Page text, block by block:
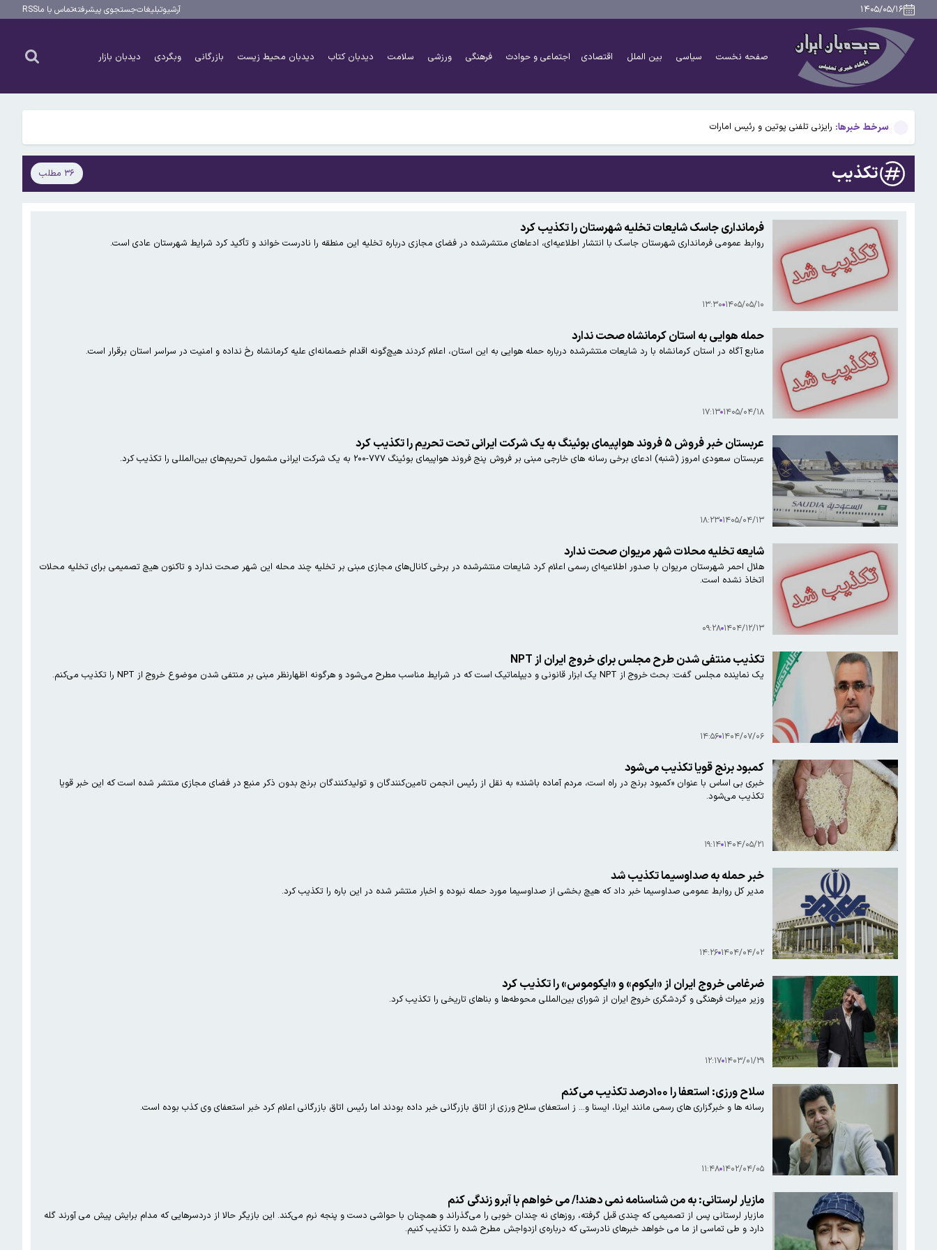
۱۴۰۵/۰۵/۱۶ آرشیوتبلیغاتجستجوی پیشرفتهتماس با ماRSS
صفحه نخست سیاسی بین الملل اقتصادی اجتماعی و حوادث فرهنگی ورزشی سلامت دیدبان کتاب دیدبان محیط زیست بازرگانی وبگردی دیدبان بازار
سرخط خبرها:
ترافیک در محورهای خروجی مازندران سنگین است/ اجرای محدودیت تردد در کندوان و هراز
جزئیاتی جدید از توافق مکه
قتل پدر خانواده توسط زن خائن و معشوقه اش / عجیب تر همدستی ۲ دخترش بود
ترافیک در محورهای خروجی مازندران سنگین است/ اجرای محدودیت تردد در کندوان و هراز
جزئیاتی جدید از توافق مکه
تکذیب ۳۶ مطلب
فرمانداری جاسک شایعات تخلیه شهرستان را تکذیب کرد
روابط عمومی فرمانداری شهرستان جاسک با انتشار اطلاعیه‌ای، ادعاهای منتشرشده در فضای مجازی درباره تخلیه این منطقه را نادرست خواند و تأکید کرد شرایط شهرستان عادی است.
۱۴۰۵/۰۵/۱۰ ۱۳:۳۰
حمله هوایی به استان کرمانشاه صحت ندارد
منابع آگاه در استان کرمانشاه با رد شایعات منتشرشده درباره حمله هوایی به این استان، اعلام کردند هیچ‌گونه اقدام خصمانه‌ای علیه کرمانشاه رخ نداده و امنیت در سراسر استان برقرار است.
۱۴۰۵/۰۴/۱۸ ۱۷:۱۳
عربستان خبر فروش ۵ فروند هواپیمای بوئینگ به یک شرکت ایرانی تحت تحریم را تکذیب کرد
عربستان سعودی امروز (شنبه) ادعای برخی رسانه های خارجی مبنی بر فروش پنج فروند هواپیمای بوئینگ ۷۷۷-۲۰۰ به یک شرکت ایرانی مشمول تحریم‌های بین‌المللی را تکذیب کرد.
۱۴۰۵/۰۴/۱۳ ۱۸:۲۳
شایعه تخلیه محلات شهر مریوان صحت ندارد
هلال احمر شهرستان مریوان با صدور اطلاعیه‌ای رسمی اعلام کرد شایعات منتشرشده در برخی کانال‌های مجازی مبنی بر تخلیه چند محله این شهر صحت ندارد و تاکنون هیچ تصمیمی برای تخلیه محلات
اتخاذ نشده است.
۱۴۰۴/۱۲/۱۳ ۰۹:۲۸
تکذیب منتفی شدن طرح مجلس برای خروج ایران از NPT
یک نماینده مجلس گفت: بحث خروج از NPT یک ابزار قانونی و دیپلماتیک است که در شرایط مناسب مطرح می‌شود و هرگونه اظهارنظر مبنی بر منتفی شدن موضوع خروج از NPT را تکذیب می‌کنم.
۱۴۰۴/۰۷/۰۶ ۱۴:۵۶
کمبود برنج قویا تکذیب می‌شود
خبری بی اساس با عنوان «کمبود برنج در راه است، مردم آماده باشند» به نقل از رئیس انجمن تامین‌کنندگان و تولیدکنندگان برنج بدون ذکر منبع در فضای مجازی منتشر شده است که این خبر قویا
تکذیب می‌شود.
۱۴۰۴/۰۵/۲۱ ۱۹:۱۴
خبر حمله به صداوسیما تکذیب شد
مدیر کل روابط عمومی صداوسیما خبر داد که هیچ بخشی از صداوسیما مورد حمله نبوده و اخبار منتشر شده در این باره را تکذیب کرد.
۱۴۰۴/۰۴/۰۲ ۱۴:۲۶
ضرغامی خروج ایران از «ایکوم» و «ایکوموس» را تکذیب کرد
وزیر میراث فرهنگی و گردشگری خروج ایران از شورای بین‌المللی محوطه‌ها و بناهای تاریخی را تکذیب کرد.
۱۴۰۳/۰۱/۲۹ ۱۲:۱۷
سلاح ورزی: استعفا را ۱۰۰درصد تکذیب می‌کنم
رسانه ها و خبرگزاری های رسمی مانند ایرنا، ایسنا و... ز استعفای سلاح ورزی از اتاق بازرگانی خبر داده بودند اما رئیس اتاق بازرگانی اعلام کرد خبر استعفای وی کذب بوده است.
۱۴۰۲/۰۴/۰۵ ۱۱:۴۸
مازیار لرستانی: به من شناسنامه نمی دهند!/ می خواهم با آبرو زندگی کنم
مازیار لرستانی پس از تصمیمی که چندی قبل گرفته، روزهای نه چندان خوبی را می‌گذراند و همچنان با حواشی دست و پنجه نرم می‌کند. این بازیگر حالا از دردسرهایی که مدام برایش پیش می آورند گله
دارد و طی تماسی از ما می خواهد خبرهای نادرستی که درباره‌ی ازدواجش مطرح شده را تکذیب کنیم.